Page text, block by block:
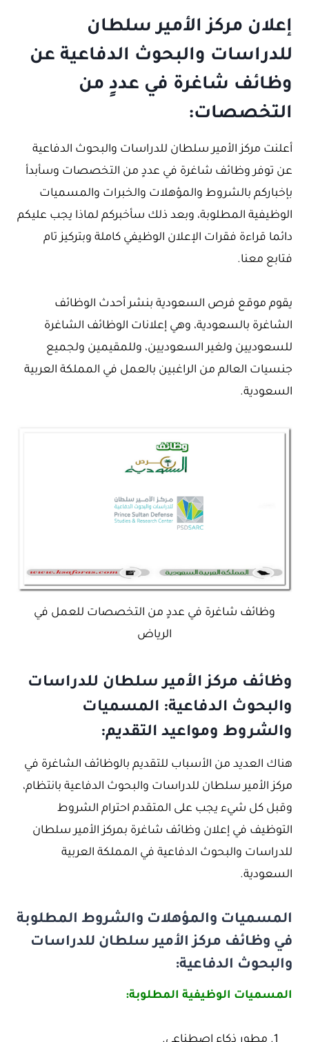
إعلان مركز الأمير سلطان
للدراسات والبحوث الدفاعية عن
وظائف شاغرة في عددٍ من
التخصصات:
أعلنت مركز الأمير سلطان للدراسات والبحوث الدفاعية
عن توفر وظائف شاغرة في عددٍ من التخصصات وسأبدأ
بإخباركم بالشروط والمؤهلات والخبرات والمسميات
الوظيفية المطلوبة، وبعد ذلك سأخبركم لماذا يجب عليكم
دائما قراءة فقرات الإعلان الوظيفي كاملة وبتركيز تام
فتابع معنا.
يقوم موقع فرص السعودية بنشر أحدث الوظائف
الشاغرة بالسعودية، وهي إعلانات الوظائف الشاغرة
للسعوديين ولغير السعوديين، وللمقيمين ولجميع
جنسيات العالم من الراغبين بالعمل في المملكة العربية
السعودية.
وظائف شاغرة في عددٍ من التخصصات للعمل في
الرياض
وظائف مركز الأمير سلطان للدراسات
والبحوث الدفاعية: المسميات
والشروط ومواعيد التقديم:
هناك العديد من الأسباب للتقديم بالوظائف الشاغرة في
مركز الأمير سلطان للدراسات والبحوث الدفاعية بانتظام،
وقبل كل شيء يجب على المتقدم احترام الشروط
التوظيف في إعلان وظائف شاغرة بمركز الأمير سلطان
للدراسات والبحوث الدفاعية في المملكة العربية
السعودية.
المسميات والمؤهلات والشروط المطلوبة
في وظائف مركز الأمير سلطان للدراسات
والبحوث الدفاعية:
المسميات الوظيفية المطلوبة: